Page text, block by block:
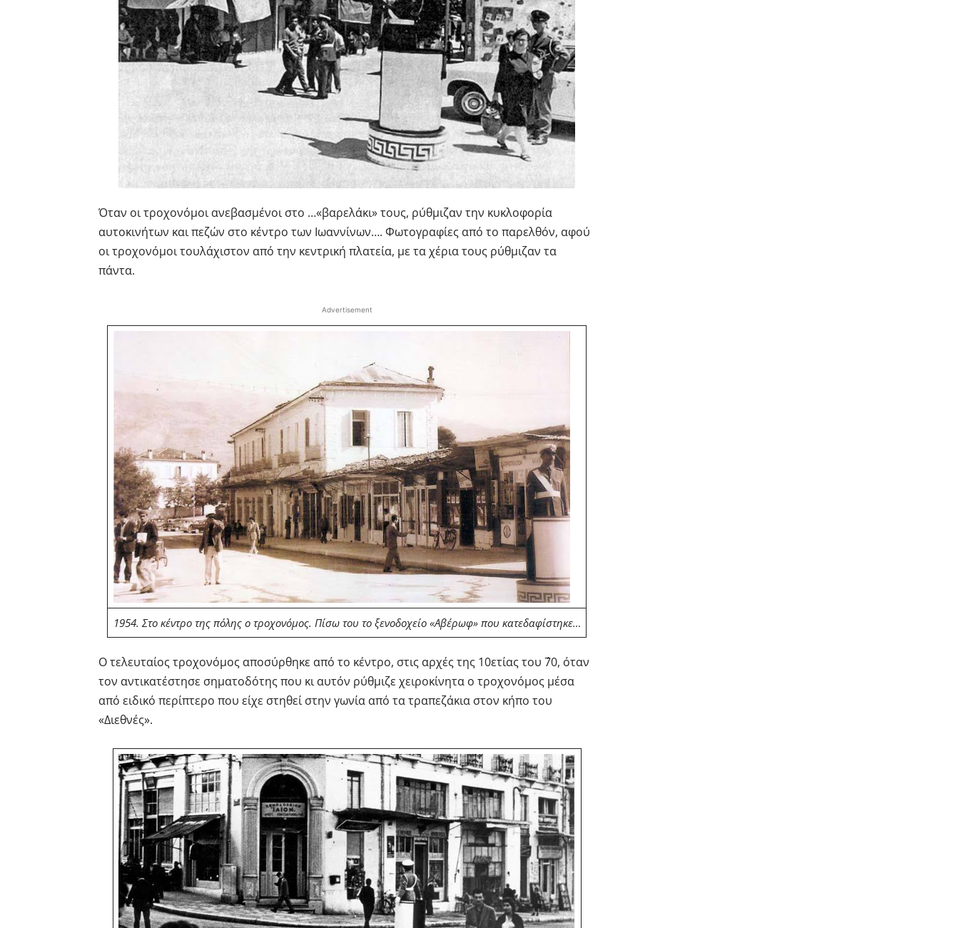
Όταν οι τροχονόμοι ανεβασμένοι στο …«βαρελάκι» τους, ρύθμιζαν την κυκλοφορία
αυτοκινήτων και πεζών στο κέντρο των Ιωαννίνων…. Φωτογραφίες από το παρελθόν, αφού
οι τροχονόμοι τουλάχιστον από την κεντρική πλατεία, με τα χέρια τους ρύθμιζαν τα
πάντα.
Advertisement
1954. Στο κέντρο της πόλης ο τροχονόμος. Πίσω του το ξενοδοχείο «Αβέρωφ» που κατεδαφίστηκε…
Ο τελευταίος τροχονόμος αποσύρθηκε από το κέντρο, στις αρχές της 10ετίας του ΄70, όταν
τον αντικατέστησε σηματοδότης που κι αυτόν ρύθμιζε χειροκίνητα ο τροχονόμος μέσα
από ειδικό περίπτερο που είχε στηθεί στην γωνία από τα τραπεζάκια στον κήπο του
«Διεθνές».